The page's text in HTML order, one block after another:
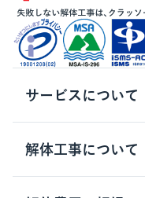
サービスについて
サービスの流れ
サービスのメリット
解体工事について